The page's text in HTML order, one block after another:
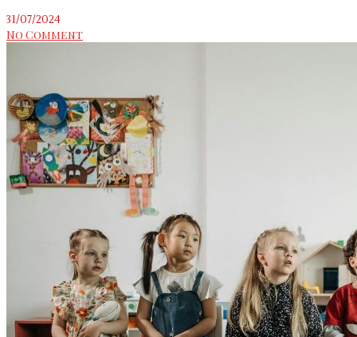
31/07/2024
No Comment